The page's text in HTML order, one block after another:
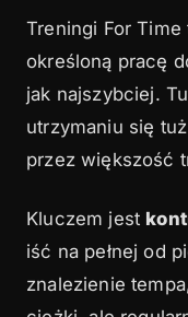
Treningi For
określoną pracę
jak najszybciej.
utrzymaniu się
przez większość
Kluczem jest
iść na pełnej od
znalezienie